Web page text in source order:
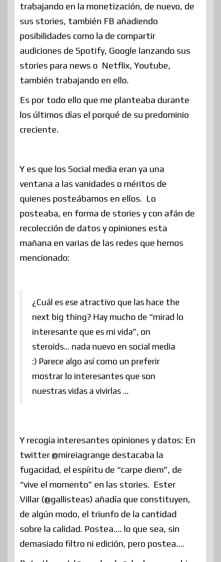
trabajando en la monetización, de nuevo, de
sus stories, también FB añadiendo
posibilidades como la de compartir
audiciones de Spotify, Google lanzando sus
stories para news o Netflix, Youtube,
también trabajando en ello.
Es por todo ello que me planteaba durante
los últimos días el porqué de su predominio
creciente.
Y es que los Social media eran ya una
ventana a las vanidades o méritos de
quienes posteábamos en ellos. Lo
posteaba, en forma de stories y con afán de
recolección de datos y opiniones esta
mañana en varias de las redes que hemos
mencionado:
¿Cuál es ese atractivo que las hace the
next big thing? Hay mucho de “mirad lo
interesante que es mi vida”, on
steroids… nada nuevo en social media
:) Parece algo así como un preferir
mostrar lo interesantes que son
nuestras vidas a vivirlas …
Y recogía interesantes opiniones y datos: En
twitter @mireiagrange destacaba la
fugacidad, el espíritu de “carpe diem”, de
“vive el momento” en las stories. Ester
Villar (@gallisteas) añadía que constituyen,
de algún modo, el triunfo de la cantidad
sobre la calidad. Postea…. lo que sea, sin
demasiado filtro ni edición, pero postea….